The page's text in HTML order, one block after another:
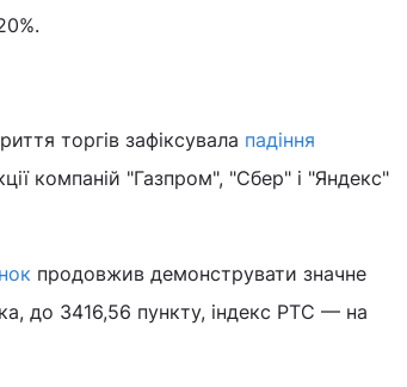
торгів зафіксувала падіння
компаній "Газпром", "Сбер" і "Яндекс"
продовжив демонструвати значне
до 3416,56 пункту, індекс РТС — на